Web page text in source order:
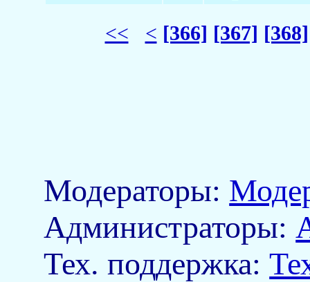
<< < [366] [367] [368]
Модераторы:
Aдминистраторы:
Тех. поддержка: